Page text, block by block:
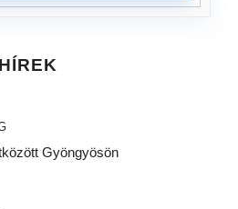
Gyöngyösön